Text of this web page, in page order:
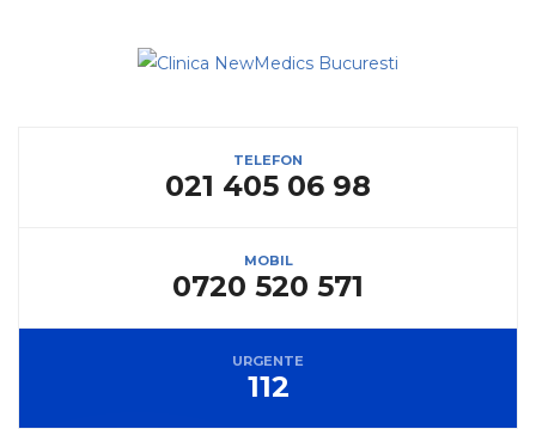
TELEFON
021 405 06 98
MOBIL
0720 520 571
URGENTE
112